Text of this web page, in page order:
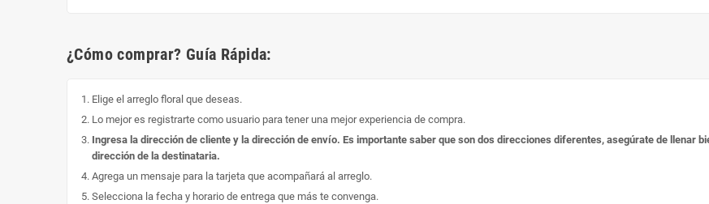
¿Cómo comprar? Guía Rápida:
Elige el arreglo floral que deseas.
Lo mejor es registrarte como usuario para tener una mejor experiencia de compra.
Ingresa la dirección de cliente y la dirección de envío. Es importante saber que son dos direcciones diferentes, asegúrate de llenar
dirección de la destinataria.
Agrega un mensaje para la tarjeta que acompañará al arreglo.
Selecciona la fecha y horario de entrega que más te convenga.